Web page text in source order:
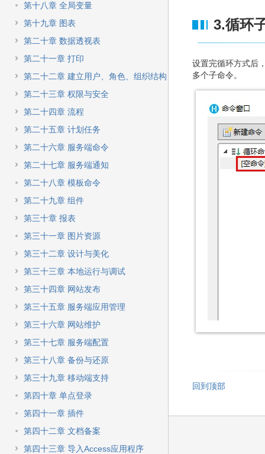
第十八章 全局变量
第十九章 图表
第二十章 数据透视表
第二十一章 打印
第二十二章 建立用户、角色、组织结构
第二十三章 权限与安全
第二十四章 流程
第二十五章 计划任务
第二十六章 服务端命令
第二十七章 服务端通知
第二十八章 模板命令
第二十九章 组件
第三十章 报表
第三十一章 图片资源
第三十二章 设计与美化
第三十三章 本地运行与调试
第三十四章 网站发布
第三十五章 服务端应用管理
第三十六章 网站维护
第三十七章 服务端配置
第三十八章 备份与还原
第三十九章 移动端支持
第四十章 单点登录
第四十一章 插件
第四十二章 文档备案
第四十三章 导入Access应用程序
3.循环
设置完循环方式后
多个子命令。
回到顶部